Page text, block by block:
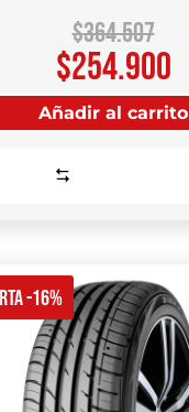
$364.507
$254.900
Añadir al carrito
-16%